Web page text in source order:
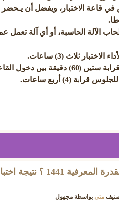
الآلة الحاسبة، أو أي آلة تعمل عمل
الاختبار ثلاث (3) ساعات.
ستكون هناك قرابة ستين (60)
قرابة (4) أربع ساعات.
متى بواسطة مجهول